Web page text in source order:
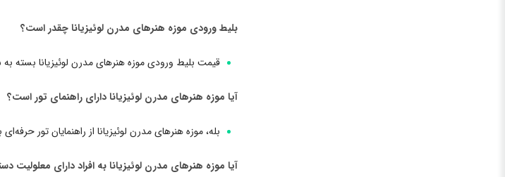
بلیط ورودی موزه هنرهای مدرن لوئیزیانا چقدر است؟
قیمت بلیط ورودی موزه هنرهای مدرن لوئیزیانا بسته
آیا موزه هنرهای مدرن لوئیزیانا دارای راهنمای تور است؟
بله، موزه هنرهای مدرن لوئیزیانا از راهنمایان تور
آیا موزه هنرهای مدرن لوئیزیانا به افراد دارای معلولیت